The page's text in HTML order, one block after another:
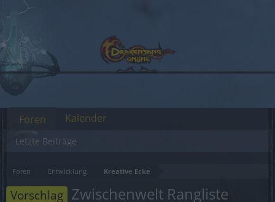
Foren Entwicklung Kreative Ecke
Vorschlag Zwischenwelt Rangliste
Foren
Letzte Beiträge
Kalender